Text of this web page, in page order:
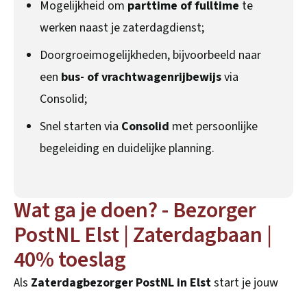
Mogelijkheid om parttime of fulltime te
werken naast je zaterdagdienst;
Doorgroeimogelijkheden, bijvoorbeeld naar
een bus- of vrachtwagenrijbewijsvia
Consolid;
Snel starten via Consolid met persoonlijke
begeleiding en duidelijke planning.
Wat ga je doen? - Bezorger
PostNL Elst | Zaterdagbaan |
40% toeslag
Als Zaterdagbezorger PostNL in Elststart je jouw